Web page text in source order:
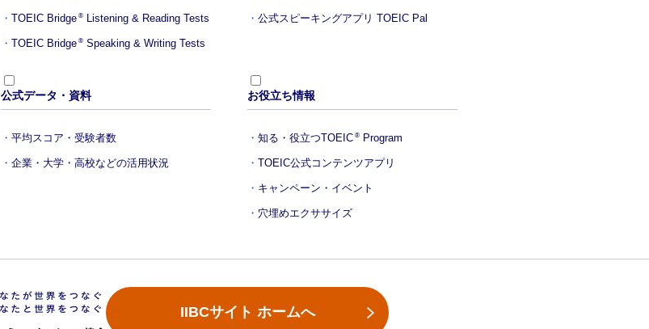
TOEIC Bridge ® Listening & Reading Tests
TOEIC Bridge ® Speaking & Writing Tests
公式データ・資料
平均スコア・受験者数
企業・大学・高校などの活用状況
公式スピーキングアプリ TOEIC Pal
お役立ち情報
知る・役立つTOEIC ® Program
TOEIC公式コンテンツアプリ
キャンペーン・イベント
穴埋めエクササイズ
IIBCサイト ホームへ